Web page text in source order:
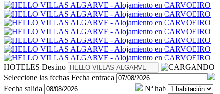
HOTELES Destino
Seleccione las fechas Fecha entrada
Fecha salida
Nª hab